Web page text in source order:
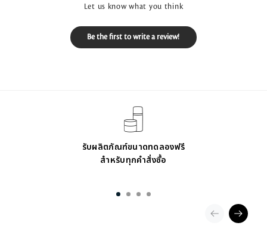
Let us know what you think
Be the first to write a review!
รับผลิตภัณฑ์ขนาดทดลองฟรี
สำหรับทุกคำสั่งซื้อ